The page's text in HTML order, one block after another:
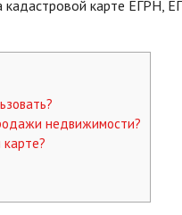
карте ЕГРН,
недвижимости?